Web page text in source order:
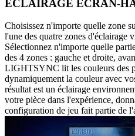
ÉCLAIRAGE ÉCRAN-
Choisissez n'importe quelle zone
l'une des quatre zones
Sélectionnez n'importe quelle
des 4 zones : gauche et droite,
LIGHTSYNC lit les couleurs des
dynamiquement la couleur avec
résultat est un éclairage
votre pièce dans l'expérience,
configuration de jeu fait partie de